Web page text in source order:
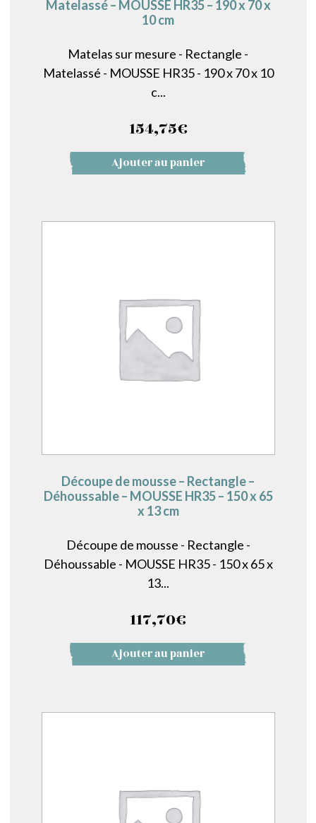
Matelassé – MOUSSE HR35 – 190 x 70 x
10 cm
Matelas sur mesure - Rectangle -
Matelassé - MOUSSE HR35 - 190 x 70 x 10
c...
154,75€
Ajouter au panier
Découpe de mousse – Rectangle –
Déhoussable – MOUSSE HR35 – 150 x 65
x 13 cm
Découpe de mousse - Rectangle -
Déhoussable - MOUSSE HR35 - 150 x 65 x
13...
117,70€
Ajouter au panier